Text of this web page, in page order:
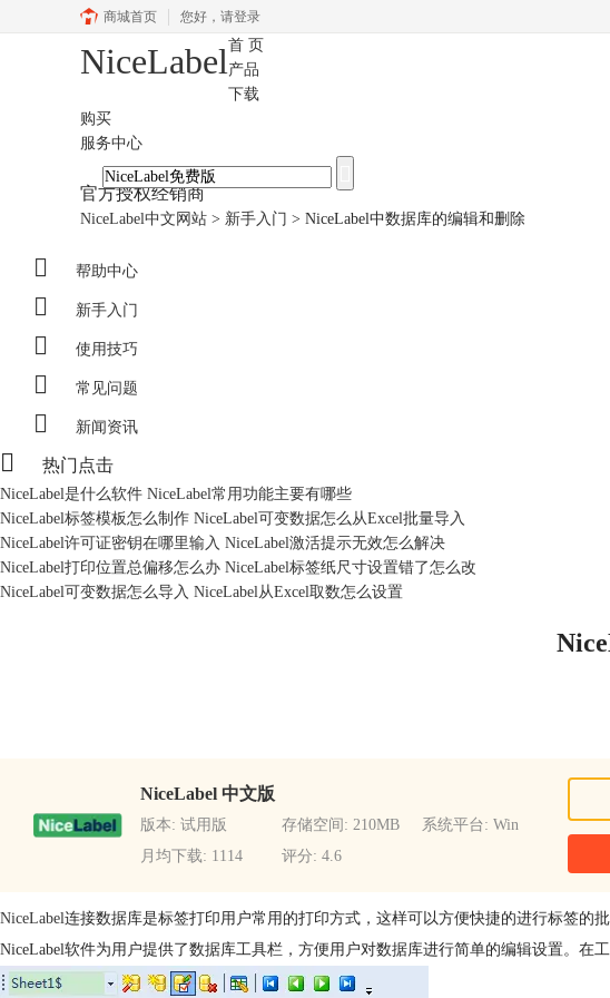
商城首页 您好， 请登录
NiceLabel
官方授权经销商
首 页
产品
下载
购买
服务中心
NiceLabel中文网站 > 新手入门 > NiceLabel中数据库的编辑和删除
 帮助中心
 新手入门
 使用技巧
 常见问题
 新闻资讯
 热门点击
NiceLabel是什么软件 NiceLabel常用功能主要有哪些
NiceLabel标签模板怎么制作 NiceLabel可变数据怎么从Excel批量导入
NiceLabel许可证密钥在哪里输入 NiceLabel激活提示无效怎么解决
NiceLabel打印位置总偏移怎么办 NiceLabel标签纸尺寸设置错了怎么改
NiceLabel可变数据怎么导入 NiceLabel从Excel取数怎么设置
NiceLabel 中文版
版本: 试用版 存储空间: 210MB
系统平台: Win
月均下载: 1114
评分: 4.6
NiceLabel连接数据库是标签打印用户常用的打印方式，这样可以方便快捷的进行标签的
NiceLabel软件为用户提供了数据库工具栏，方便用户对数据库进行简单的编辑设置。在